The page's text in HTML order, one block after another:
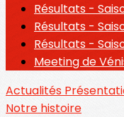
Résultats -
Résultats -
Résultats -
Meeting de
Actualités
Notre histoire